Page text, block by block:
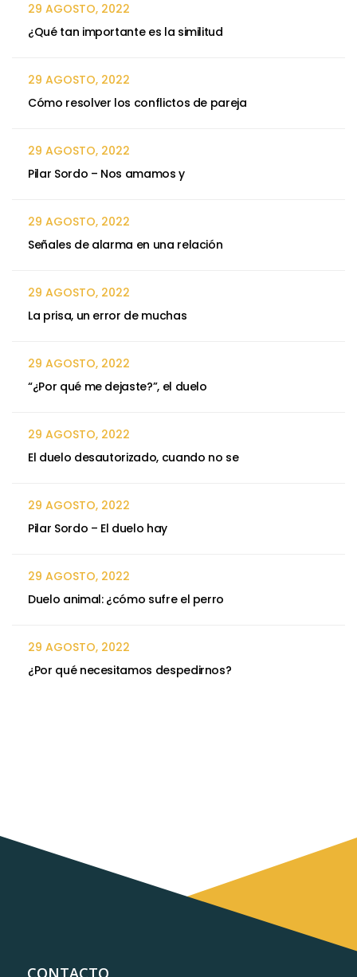
29 AGOSTO, 2022
¿Qué tan importante es la similitud
29 AGOSTO, 2022
Cómo resolver los conflictos de pareja
29 AGOSTO, 2022
Pilar Sordo – Nos amamos y
29 AGOSTO, 2022
Señales de alarma en una relación
29 AGOSTO, 2022
La prisa, un error de muchas
29 AGOSTO, 2022
“¿Por qué me dejaste?”, el duelo
29 AGOSTO, 2022
El duelo desautorizado, cuando no se
29 AGOSTO, 2022
Pilar Sordo – El duelo hay
29 AGOSTO, 2022
Duelo animal: ¿cómo sufre el perro
29 AGOSTO, 2022
¿Por qué necesitamos despedirnos?
CONTACTO